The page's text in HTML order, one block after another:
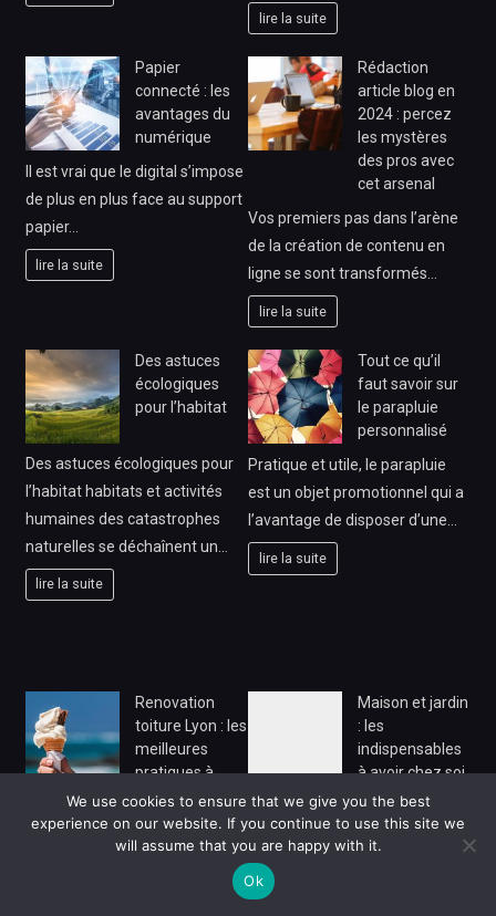
lire la suite
Papier
connecté : les
avantages du
numérique
Il est vrai que le digital s’impose
de plus en plus face au support
papier…
lire la suite
Rédaction
article blog en
2024 : percez
les mystères
des pros avec
cet arsenal
Vos premiers pas dans l’arène
de la création de contenu en
ligne se sont transformés…
lire la suite
Des astuces
écologiques
pour l’habitat
Des astuces écologiques pour
l’habitat habitats et activités
humaines des catastrophes
naturelles se déchaînent un…
lire la suite
Tout ce qu’il
faut savoir sur
le parapluie
personnalisé
Pratique et utile, le parapluie
est un objet promotionnel qui a
l’avantage de disposer d’une…
lire la suite
Renovation
toiture Lyon : les
meilleures
pratiques à
adopter
Rénover une toiture à Lyon
représente un enjeu important
Maison et jardin
: les
indispensables
à avoir chez soi
Avoir un intérieur bien équipé et
un jardin entretenu, c’est bien
plus qu’une question
d’esthétique…
We use cookies to ensure that we give you the best
experience on our website. If you continue to use this site we
will assume that you are happy with it.
Ok